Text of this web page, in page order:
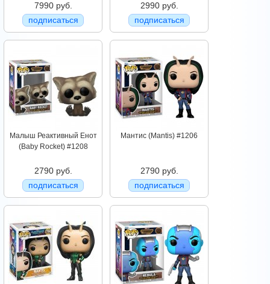
7990 руб.
подписаться
2990 руб.
подписаться
Малыш Реактивный Енот
(Baby Rocket) #1208
2790 руб.
подписаться
Мантис (Mantis) #1206
2790 руб.
подписаться